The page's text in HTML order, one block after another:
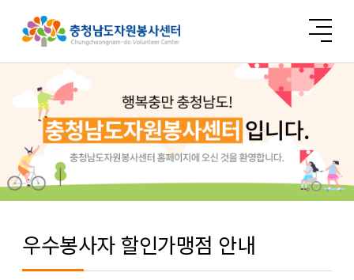
우수봉사자 할인가맹점 안내